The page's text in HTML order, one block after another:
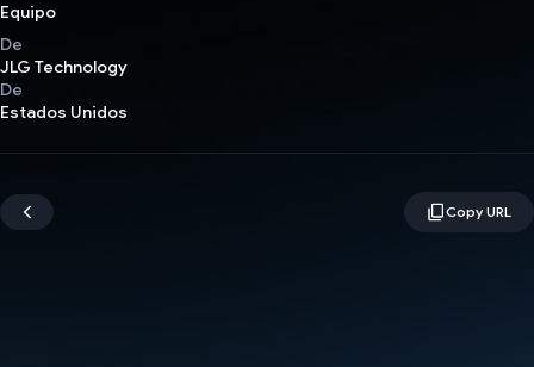
Equipo
De
JLG Technology
De
Estados Unidos